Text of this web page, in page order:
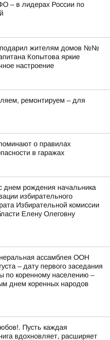
– в лидерах России по
подарил жителям домов №№
Копытова яркие
настроение
ремонтируем – для
о правилах
в гаражах
днем рождения начальника
избирательного
Избирательной комиссии
Елену Олеговну
ассамблея ООН
– дату первого заседания
по коренному населению –
днем коренных народов
Пусть каждая
вдохновляет, расширяет